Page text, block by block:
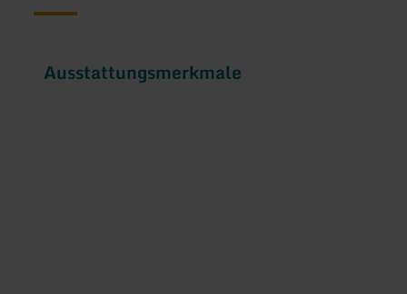
Ausstattungsmerkmale